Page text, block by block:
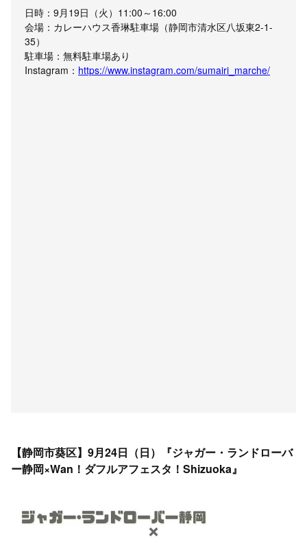
日時：9月19日（火）11:00～16:00
会場：カレーハウス香琳駐車場（静岡市清水区八坂東2-1-
35）
駐車場：無料駐車場あり
Instagram： https://www.instagram.com/sumairi_marche/
【静岡市葵区】9月24日（日）『ジャガー・ランドローバ
ー静岡×Wan！ダフルアフェスタ！Shizuoka』